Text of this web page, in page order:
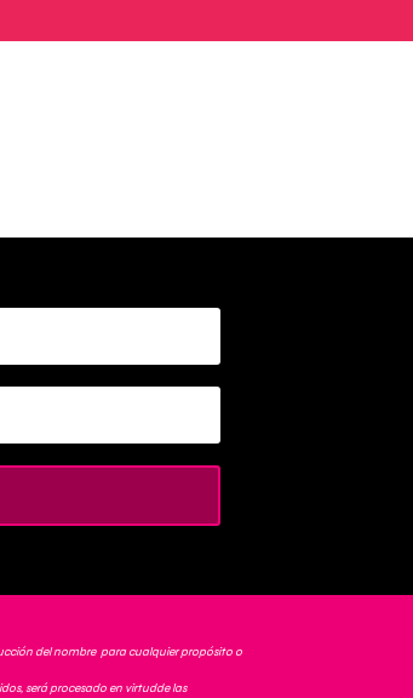
del nombre para cualquier propósito o
será procesado en virtudde las